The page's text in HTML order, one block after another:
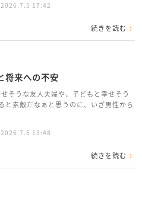
2026.7.5 17:42
続きを読む
将来への不安
そうな友人夫婦や、子どもと幸せそう
と素敵だなぁと思うのに、いざ男性から
2026.7.5 13:48
続きを読む